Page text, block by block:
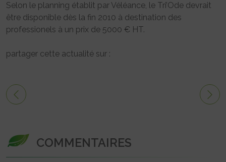
Selon le planning établit par Véléance, le Tri’Ode devrait
être disponible dès la fin 2010 à destination des
professionels à un prix de 5000 € HT.
partager cette actualité sur :
COMMENTAIRES